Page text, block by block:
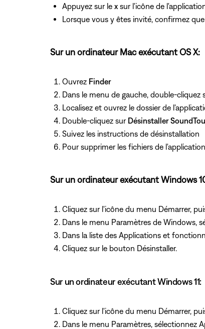
Appuyez sur le x sur l'icône de
Lorsque vous y êtes invité, confirmez
Sur un ordinateur Mac exécutant OS X:
Ouvrez Finder
Dans le menu de gauche, double-cliquez
Localisez et ouvrez le dossier de
Double-cliquez sur Désinstaller
Suivez les instructions de désinstallation
Pour supprimer les fichiers de
Sur un ordinateur exécutant Windows
Cliquez sur l'icône du menu Démarrer,
Dans le menu Paramètres de Windows,
Dans la liste des Applications et
Cliquez sur le bouton Désinstaller.
Sur un ordinateur exécutant Windows 11:
Cliquez sur l'icône du menu Démarrer,
Dans le menu Paramètres, sélectionnez